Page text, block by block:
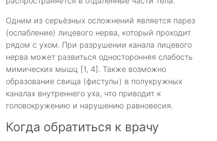
Одним из серьёзных осложнений является парез
(ослабление) лицевого нерва, который проходит
рядом с ухом. При разрушении канала лицевого
нерва может развиться односторонняя слабость
мимических мышц [1, 4]. Также возможно
образование свища (фистулы) в полукружных
каналах внутреннего уха, что приводит к
головокружению и нарушению равновесия.
Когда обратиться к врачу